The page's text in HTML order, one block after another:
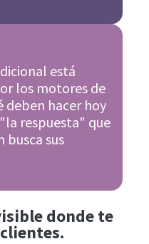
está
los motores de
deben hacer hoy
respuesta" que
busca sus
donde te